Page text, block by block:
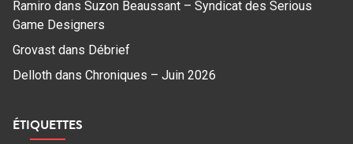
Ramiro dans Suzon Beaussant – Syndicat des Serious
Game Designers
Grovast dans Débrief
Delloth dans Chroniques – Juin 2026
ÉTIQUETTES